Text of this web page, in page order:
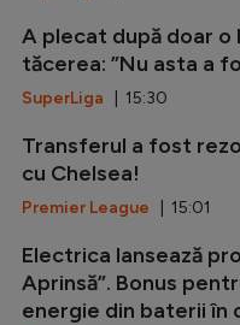
A plecat după doar o
tăcerea: ”Nu asta a
SuperLiga | 15:30
Transferul a fost
cu Chelsea!
Premier League | 15:01
Electrica lansează
Aprinsă”. Bonus
energie din baterii în